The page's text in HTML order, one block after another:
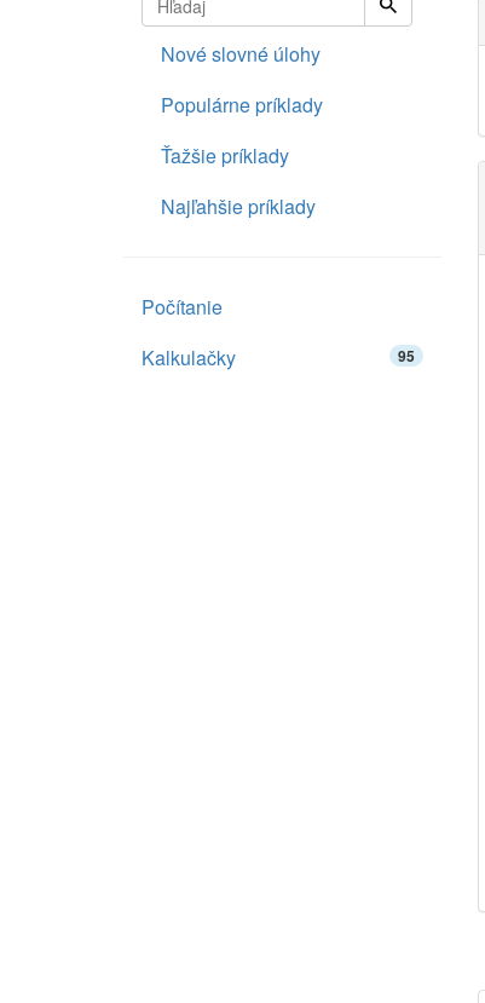
Nové slovné úlohy
Populárne príklady
Ťažšie príklady
Najľahšie príklady
Počítanie
Kalkulačky
95